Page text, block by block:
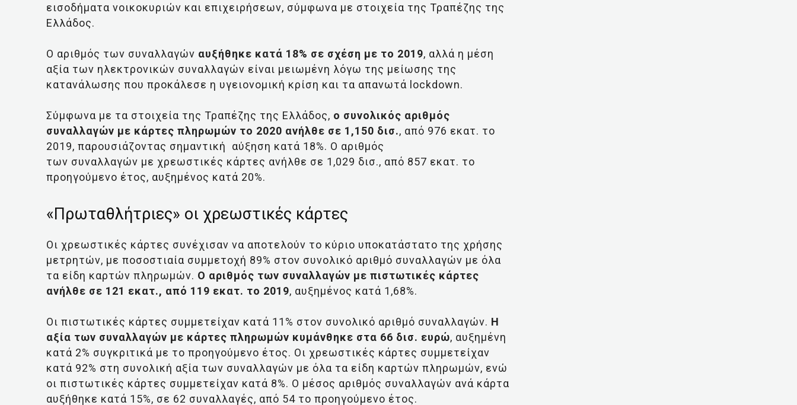
εισοδήματα νοικοκυριών και επιχειρήσεων, σύμφωνα με στοιχεία της Τραπέζης της
Ελλάδος.
Ο αριθμός των συναλλαγών αυξήθηκε κατά 18% σε σχέση με το 2019, αλλά η μέση
αξία των ηλεκτρονικών συναλλαγών είναι μειωμένη λόγω της μείωσης της
κατανάλωσης που προκάλεσε η υγειονομική κρίση και τα απανωτά lockdown.
Σύμφωνα με τα στοιχεία της Τραπέζης της Ελλάδος, ο συνολικός αριθμός
συναλλαγών με κάρτες πληρωμών το 2020 ανήλθε σε 1,150 δισ., από 976 εκατ. το
2019, παρουσιάζοντας σημαντική αύξηση κατά 18%. Ο αριθμός
των συναλλαγών με χρεωστικές κάρτες ανήλθε σε 1,029 δισ., από 857 εκατ. το
προηγούμενο έτος, αυξημένος κατά 20%.
«Πρωταθλήτριες» οι χρεωστικές κάρτες
Οι χρεωστικές κάρτες συνέχισαν να αποτελούν το κύριο υποκατάστατο της χρήσης
μετρητών, με ποσοστιαία συμμετοχή 89% στον συνολικό αριθμό συναλλαγών με όλα
τα είδη καρτών πληρωμών. Ο αριθμός των συναλλαγών με πιστωτικές κάρτες
ανήλθε σε 121 εκατ., από 119 εκατ. το 2019, αυξημένος κατά 1,68%.
Οι πιστωτικές κάρτες συμμετείχαν κατά 11% στον συνολικό αριθμό συναλλαγών. Η
αξία των συναλλαγών με κάρτες πληρωμών κυμάνθηκε στα 66 δισ. ευρώ, αυξημένη
κατά 2% συγκριτικά με το προηγούμενο έτος. Οι χρεωστικές κάρτες συμμετείχαν
κατά 92% στη συνολική αξία των συναλλαγών με όλα τα είδη καρτών πληρωμών, ενώ
οι πιστωτικές κάρτες συμμετείχαν κατά 8%. Ο μέσος αριθμός συναλλαγών ανά κάρτα
αυξήθηκε κατά 15%, σε 62 συναλλαγές, από 54 το προηγούμενο έτος.